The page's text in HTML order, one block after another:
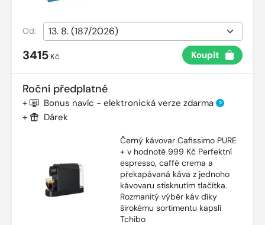
Od:
3415 Kč Koupit
Roční předplatné
+ Bonus navíc - elektronická verze zdarma ?
+ Dárek
Černý kávovar Cafissimo PURE
+ v hodnotě 999 Kč Perfektní
espresso, caffè crema a
překapávaná káva z jednoho
kávovaru stisknutím tlačítka.
Rozmanitý výběr káv díky
širokému sortimentu kapslí
Tchibo